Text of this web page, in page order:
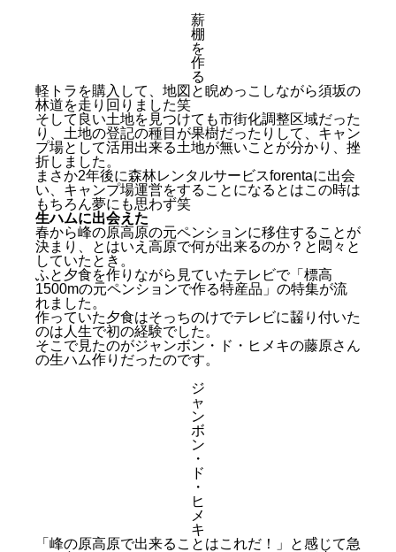
薪
棚
を
作
る
軽トラを購入して、地図と睨めっこしながら須坂の
林道を走り回りました笑
そして良い土地を見つけても市街化調整区域だった
り、土地の登記の種目が果樹だったりして、キャン
プ場として活用出来る土地が無いことが分かり、挫
折しました。
まさか2年後に森林レンタルサービスforentaに出会
い、キャンプ場運営をすることになるとはこの時は
もちろん夢にも思わず笑
生ハムに出会えた
春から峰の原高原の元ペンションに移住することが
決まり、とはいえ高原で何が出来るのか？と悶々と
していたとき。
ふと夕食を作りながら見ていたテレビで「標高
1500mの元ペンションで作る特産品」の特集が流
れました。
作っていた夕食はそっちのけでテレビに齧り付いた
のは人生で初の経験でした。
そこで見たのがジャンボン・ド・ヒメキの藤原さん
の生ハム作りだったのです。
ジ
ャ
ン
ボ
ン
・
ド
・
ヒ
メ
キ
「峰の原高原で出来ることはこれだ！」と感じて急
何かしたいけど何をしたら良いか分からなかった社会
豊丘地域のみなさんと出会えた